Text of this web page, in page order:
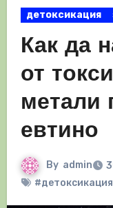
детоксикация
Как да
от
метали
евтино
By admin
#детоксикация